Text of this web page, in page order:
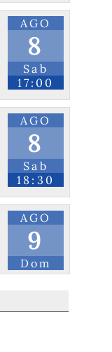
AGO
8
Sab
17:00
AGO
8
Sab
18:30
AGO
9
Dom